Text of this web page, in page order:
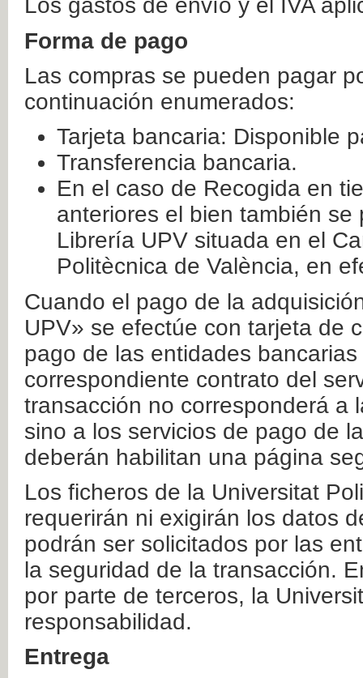
Los gastos de envío y el IVA
Forma de pago
Las compras se pueden pagar
continuación enumerados:
Tarjeta bancaria: Disponible
Transferencia bancaria.
En el caso de Recogida en
anteriores el bien también
Librería UPV situada en el
Politècnica de València, en
Cuando el pago de la
UPV» se efectúe con tarjeta de
pago de las entidades
correspondiente contrato del
transacción no corresponderá a
sino a los servicios de pago de
deberán habilitan una página
Los ficheros de la Universitat
requerirán ni exigirán los datos
podrán ser solicitados por las
la seguridad de la transacción.
por parte de terceros, la
responsabilidad.
Entrega